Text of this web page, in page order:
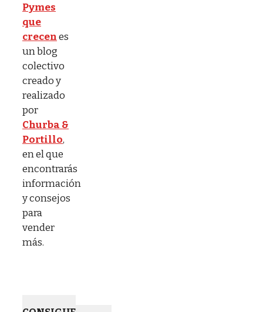
Pymes
que
crecenes
un blog
colectivo
creado y
realizado
por
Churba &
Portillo,
en el que
encontrarás
información
y consejos
para
vender
más.